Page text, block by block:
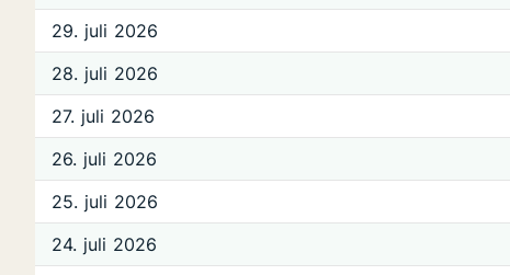
29. juli 2026
28. juli 2026
27. juli 2026
26. juli 2026
25. juli 2026
24. juli 2026